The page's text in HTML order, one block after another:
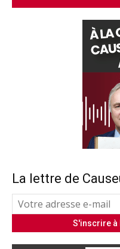
La lettre de